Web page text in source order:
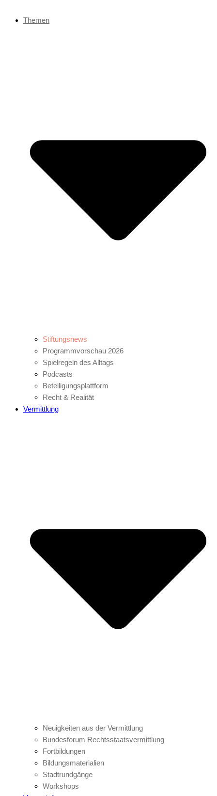
Themen
Stiftungsnews
Programmvorschau 2026
Spielregeln des Alltags
Podcasts
Beteiligungsplattform
Recht & Realität
Vermittlung
Neuigkeiten aus der Vermittlung
Bundesforum Rechtsstaatsvermittlung
Fortbildungen
Bildungsmaterialien
Stadtrundgänge
Workshops